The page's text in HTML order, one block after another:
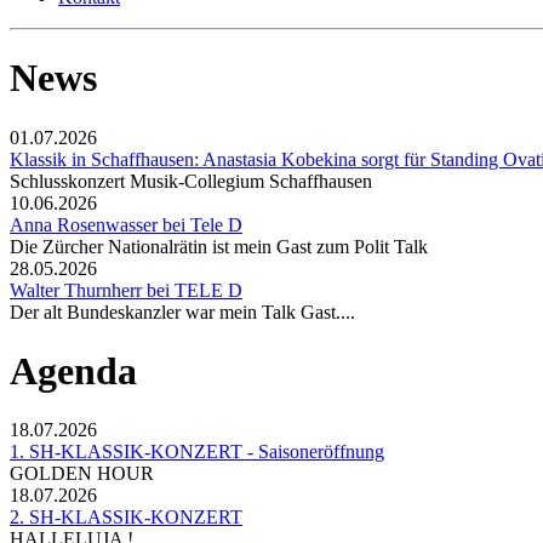
News
01.07.2026
Klassik in Schaffhausen: Anastasia Kobekina sorgt für Standing
Schlusskonzert Musik-Collegium Schaffhausen
10.06.2026
Anna Rosenwasser bei Tele D
Die Zürcher Nationalrätin ist mein Gast zum Polit Talk
28.05.2026
Walter Thurnherr bei TELE D
Der alt Bundeskanzler war mein Talk Gast....
Agenda
18.07.2026
1. SH-KLASSIK-KONZERT - Saisoneröffnung
GOLDEN HOUR
18.07.2026
2. SH-KLASSIK-KONZERT